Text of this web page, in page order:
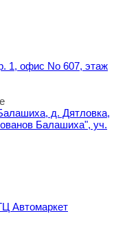
1, офис No 607, этаж
д. Дятловка,
Балашиха", уч.
Автомаркет